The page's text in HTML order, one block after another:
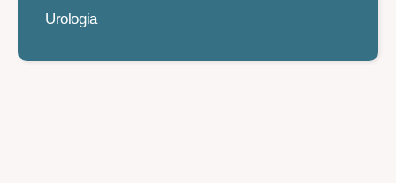
Urologia